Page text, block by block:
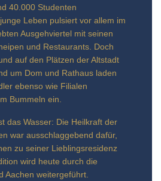
40.000 Studenten
Leben pulsiert vor allem im
Ausgehviertel mit seinen
und Restaurants. Doch
auf den Plätzen der Altstadt
um Dom und Rathaus laden
ebenso wie Filialen
Bummeln ein.
das Wasser: Die Heilkraft der
war ausschlaggebend dafür,
zu seiner Lieblingsresidenz
wird heute durch die
Aachen weitergeführt.